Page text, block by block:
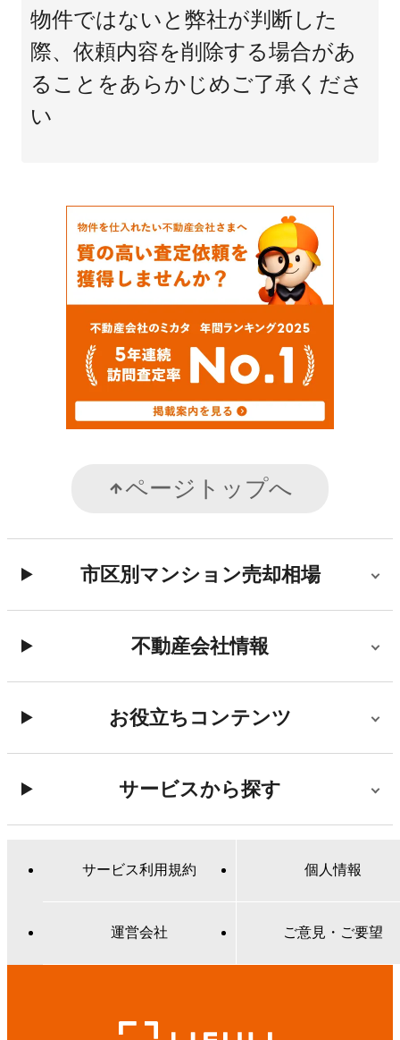
物件ではないと弊社が判断した
際、依頼内容を削除する場合があ
ることをあらかじめご了承くださ
い
ページトップへ
市区別マンション売却相場
不動産会社情報
お役立ちコンテンツ
サービスから探す
サービス利用規約 個人情報
運営会社 ご意見・ご要望